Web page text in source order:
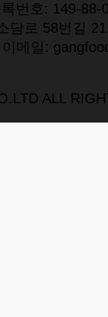
번호: 149-88-
담로 58번길
메일:
ALL